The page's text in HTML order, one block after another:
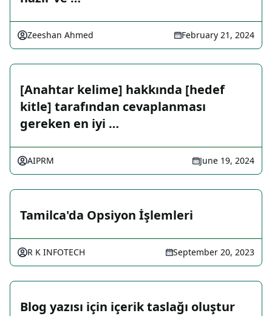
Zeeshan Ahmed February 21, 2024
[Anahtar kelime] hakkında [hedef
kitle] tarafından cevaplanması
gereken en iyi …
AIPRM June 19, 2024
Tamilca'da Opsiyon İşlemleri
R K INFOTECH September 20, 2023
Blog yazısı için içerik taslağı oluştur